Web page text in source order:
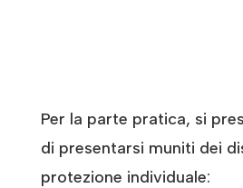
Per la parte pratica, si
di presentarsi muniti dei
protezione individuale: